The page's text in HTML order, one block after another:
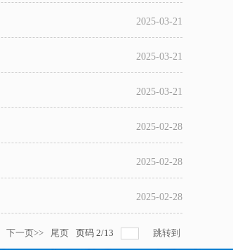
2025-03-21
2025-03-21
2025-03-21
2025-02-28
2025-02-28
2025-02-28
下一页>> 尾页 页码 2/13 跳转到